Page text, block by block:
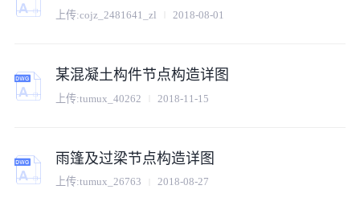
上传:cojz_2481641_zl 2018-08-01
某混凝土构件节点构造详图
上传:tumux_40262 2018-11-15
雨篷及过梁节点构造详图
上传:tumux_26763 2018-08-27